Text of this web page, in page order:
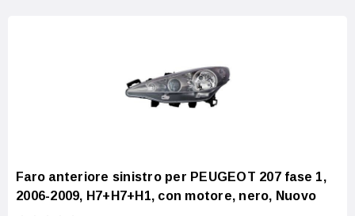
Faro anteriore sinistro per PEUGEOT 207 fase 1,
2006-2009, H7+H7+H1, con motore, nero, Nuovo